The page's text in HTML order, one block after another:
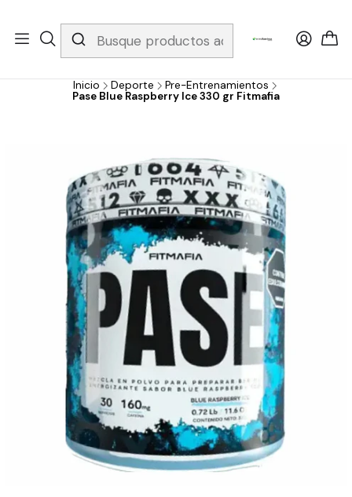
Whatsapp 3229079958/ Fijo 6019251796 / Envios a todo el país y
gratis apartir de 199.000!
Inicio Deporte
Pre-Entrenamientos
Pase Blue Raspberry Ice 330 gr Fitmafia